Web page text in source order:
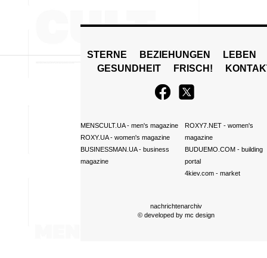
STERNE BEZIEHUNGEN
LEBEN
GESUNDHEIT
FRISCH!
MENSCULT.UA- men's magazine
ROXY.UA- women's magazine
BUSINESSMAN.UA- business
magazine
ROXY7.NET- women's
magazine
BUDUEMO.COM- building
portal
4kiev.com- market
nachrichtenarchiv
© developed by mc design